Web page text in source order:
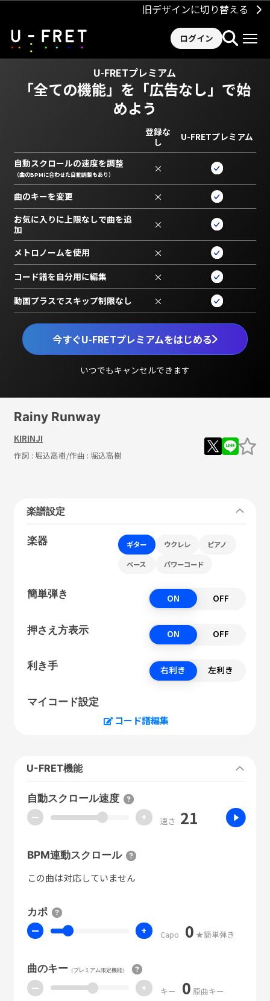
旧デザインに切り替える
ログイン
U-FRETプレミアム
「全ての機能」を 「広告なし」で始
めよう
今すぐU-FRETプレミアムをはじめる
いつでもキャンセルできます
登録な
し
U-FRETプレミアム
自動スクロールの速度を調整
（曲のBPMに合わせた自動調整もあり） ×
曲のキーを変更 ×
お気に入りに上限なしで曲を追
加
×
メトロノームを使用 ×
コード譜を自分用に編集 ×
動画プラスでスキップ制限なし ×
Rainy Runway
KIRINJI
作詞 : 堀込高樹/作曲 : 堀込高樹
楽譜設定
楽器 ギター ウクレレ ピアノ
ベース パワーコード
簡単弾き ON OFF
押さえ方表示 ON OFF
利き手 右利き 左利き
マイコード設定
コード譜編集
U-FRET機能
自動スクロール速度
ー + 速さ 21
BPM連動スクロール
この曲は対応していません
カポ
ー + Capo 0 ★簡単弾き
曲のキー（プレミアム限定機能）
ー + キー 0 原曲キー